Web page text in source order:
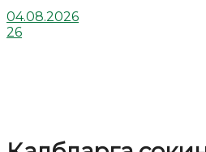
04.08.2026
26